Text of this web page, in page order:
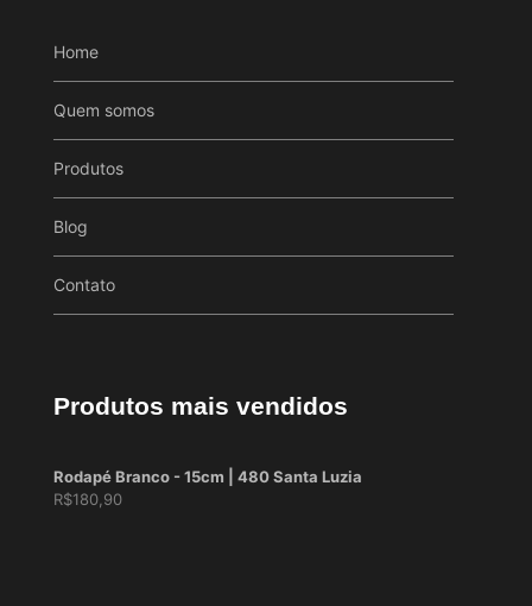
Home
Quem somos
Produtos
Blog
Contato
Produtos mais vendidos
Rodapé Branco - 15cm | 480 Santa Luzia
R$180,90